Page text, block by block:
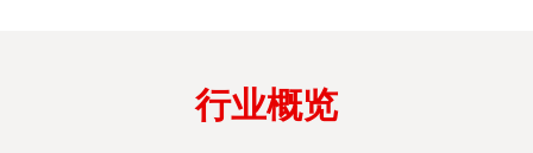
行业概览